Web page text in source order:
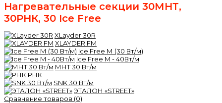
Нагревательные секции 30МНТ,
30РНК, 30 Ice Free
XLayder 30R
XLAYDER FM
Ice Free М (30 Вт/м)
Ice Free M - 40Вт/м
МНТ 30 Вт/м
РНК
SNK 30 Вт/м
ЭТАЛОН «STREET»
Сравнение товаров (0)